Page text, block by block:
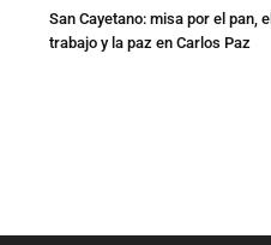
San Cayetano: misa por el pan, el
trabajo y la paz en Carlos Paz